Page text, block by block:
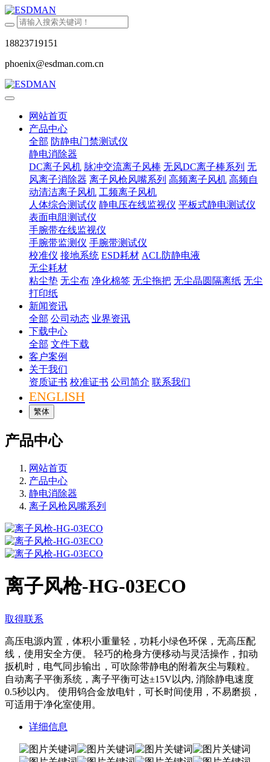
18823719151
phoenix@esdman.com.cn
网站首页
产品中心
全部 防静电门禁测试仪
静电消除器
DC离子风机 脉冲交流离子风棒 无风DC离子棒系列 无
风离子消除器 离子风枪风嘴系列 高频离子风机 高频自
动清洁离子风机 工频离子风机
人体综合测试仪 静电压在线监视仪 平板式静电测试仪
表面电阻测试仪
手腕带在线监视仪
手腕带监测仪 手腕带测试仪
校准仪 接地系统 ESD耗材 ACL防静电液
无尘耗材
粘尘垫 无尘布 净化棉签 无尘拖把 无尘晶圆隔离纸 无尘
打印纸
新闻资讯
全部 公司动态 业界资讯
下载中心
全部 文件下载
客户案例
关于我们
资质证书 校准证书 公司简介 联系我们
ENGLISH
繁体
产品中心
网站首页
产品中心
静电消除器
离子风枪风嘴系列
离子风枪-HG-03ECO
取得联系
高压电源内置，体积小重量轻，功耗小绿色环保，无高压配
线，使用安全方便。 轻巧的枪身方便移动与灵活操作，扣动
扳机时，电气同步输出，可吹除带静电的附着灰尘与颗粒。
自动离子平衡系统，离子平衡可达±15V以内, 消除静电速度
0.5秒以内。 使用钨合金放电针，可长时间使用，不易磨损，
可适用于净化室使用。
详细信息